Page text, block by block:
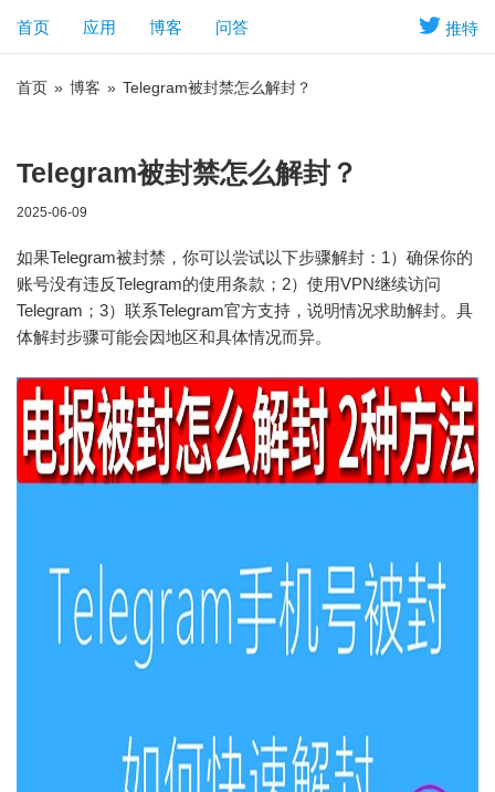
推特
首页 应用 博客 问答
首页 » 博客 » Telegram被封禁怎么解封？
Telegram被封禁怎么解封？
2025-06-09
如果Telegram被封禁，你可以尝试以下步骤解封：1）确保你的
账号没有违反Telegram的使用条款；2）使用VPN继续访问
Telegram；3）联系Telegram官方支持，说明情况求助解封。具
体解封步骤可能会因地区和具体情况而异。